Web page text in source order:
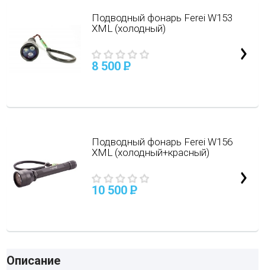
Подводный фонарь Ferei W153
XML (холодный)
8 500 P
Подводный фонарь Ferei W156
XML (холодный+красный)
10 500 P
Описание